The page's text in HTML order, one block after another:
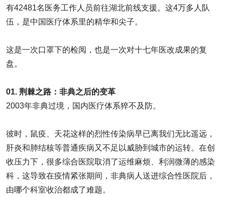
有42481名医务工作人员前往湖北前线支援。这4万多人队
伍，是中国医疗体系里的精华和尖子。
这是一次口罩下的检阅，也是一次对十七年医改成果的复
盘。
01. 荆棘之路：非典之后的变革
2003年非典过境，国内医疗体系猝不及防。
彼时，鼠疫、天花这样的烈性传染病早已离我们无比遥远，
肝炎和肺结核等普通疾病又不足以威胁到城市的运转。在创
收压力下，很多综合医院取消了运维麻烦、利润微薄的感染
科，这导致在疫情紧张期间，非典病人送进综合性医院后，
由哪个科室收治都成了难题。